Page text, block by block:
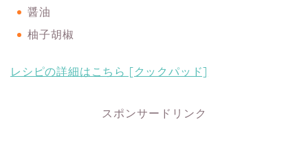
醤油
柚子胡椒
レシピの詳細はこちら [クックパッド]
スポンサードリンク